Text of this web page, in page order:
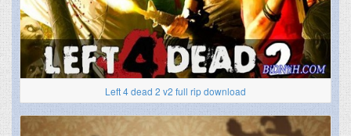
Left 4 dead 2 v2 full rip download